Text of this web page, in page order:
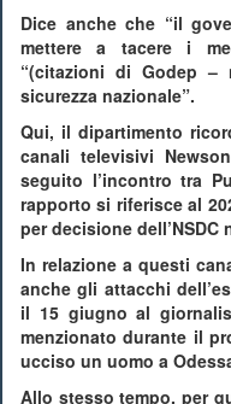
Dice anche che “il
mettere a tacere i
“(citazioni di Godep
sicurezza nazionale”.
Qui, il dipartimento
canali televisivi
seguito l’incontro tra
rapporto si riferisce al
per decisione
In relazione a questi
anche gli attacchi
il 15 giugno al
menzionato durante il
ucciso un uomo a
Allo stesso tempo, per